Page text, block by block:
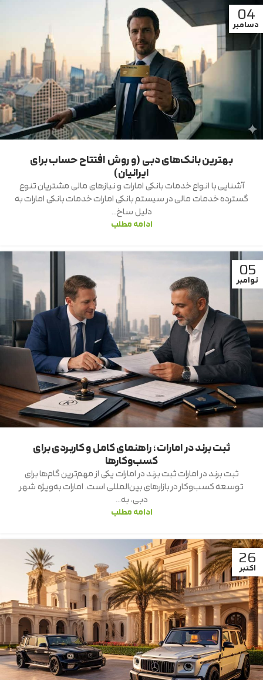
04
دسامبر
بهترین بانک‌های دبی (و روش افتتاح حساب برای
ایرانیان)
آشنایی با انواع خدمات بانکی امارات و نیازهای مالی مشتریان تنوع
گسترده خدمات مالی در سیستم بانکی امارات خدمات بانکی امارات به
دلیل ساخ...
ادامه مطلب
05
نوامبر
ثبت برند در امارات؛ راهنمای کامل و کاربردی برای
کسب‌وکارها
ثبت برند در امارات ثبت برند در امارات یکی از مهم‌ترین گام‌ها برای
توسعه کسب‌وکار در بازارهای بین‌المللی است. امارات به‌ویژه شهر
دبی، به...
ادامه مطلب
26
اکتبر